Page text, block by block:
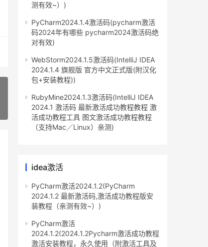
测有效~）)
PyCharm2024.1.4激活码(pycharm激活
码2024年有哪些 pycharm2024激活码绝
对有效)
WebStorm2024.1.5激活码(IntelliJ IDEA
2024.1.4 旗舰版 官方中文正式版(附汉化
包+安装教程))
RubyMine2024.1.3激活码(IntelliJ IDEA
2024.1 激活码 最新激活成功教程教程 激
活成功教程工具 图文激活成功教程教程
（支持Mac／Linux）亲测)
idea激活
PyCharm激活2024.1.2(PyCharm
2024.1.2 最新激活码,激活成功教程版安
装教程（亲测有效~）)
PyCharm激活
2024.1.2(2024.1.2Pycharm激活成功教程
激活安装教程，永久使用（附激活工具及